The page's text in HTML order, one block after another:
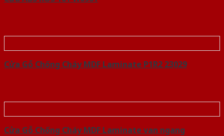
Cửa Gỗ Chống Cháy MDF Laminate P1R2 23029
Cửa Gỗ Chống Cháy MDF Laminate van ngang